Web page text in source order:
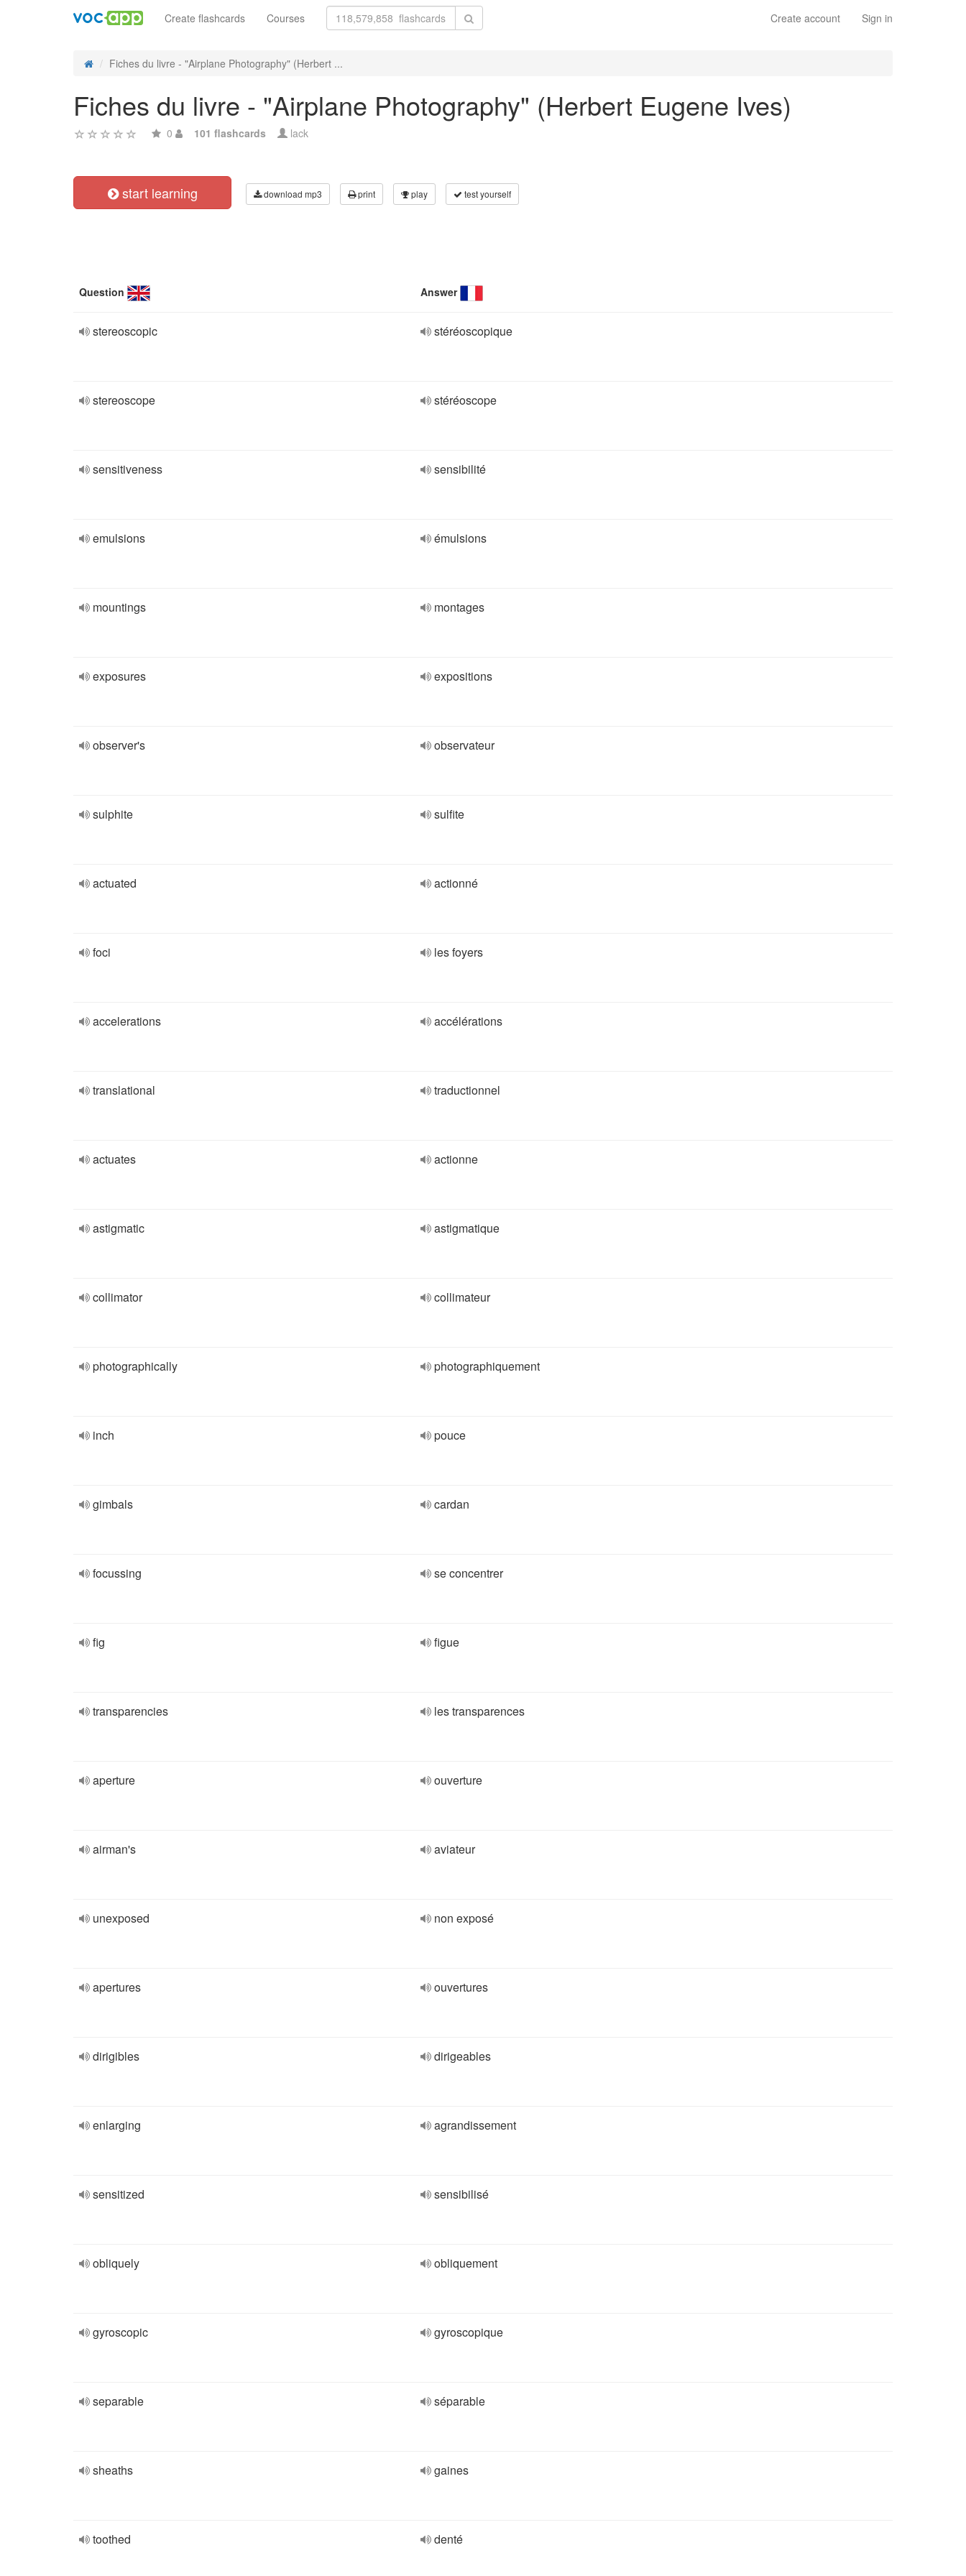
Create account Sign in
Create flashcards Courses
Fiches du livre - "Airplane Photography" (Herbert ...
Fiches du livre - "Airplane Photography" (Herbert Eugene Ives)
0 101 flashcards lack
start learning download mp3 print play test yourself
Question Answer
stereoscopic stéréoscopique
stereoscope stéréoscope
sensitiveness sensibilité
emulsions émulsions
mountings montages
exposures expositions
observer's observateur
sulphite sulfite
actuated actionné
foci les foyers
accelerations accélérations
translational traductionnel
actuates actionne
astigmatic astigmatique
collimator collimateur
photographically photographiquement
inch pouce
gimbals cardan
focussing se concentrer
fig figue
transparencies les transparences
aperture ouverture
airman's aviateur
unexposed non exposé
apertures ouvertures
dirigibles dirigeables
enlarging agrandissement
sensitized sensibilisé
obliquely obliquement
gyroscopic gyroscopique
separable séparable
sheaths gaines
toothed denté